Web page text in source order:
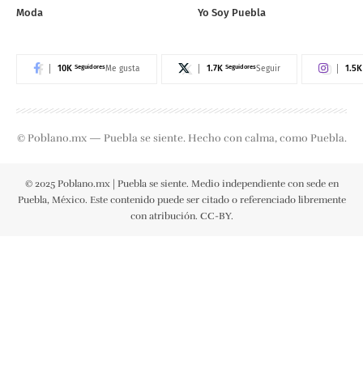
Moda
Yo Soy Puebla
10K SeguidoresMe gusta 1.7K SeguidoresSeguir 1.5K
© Poblano.mx — Puebla se siente. Hecho con calma, como Puebla.
© 2025 Poblano.mx | Puebla se siente. Medio independiente con sede en
Puebla, México. Este contenido puede ser citado o referenciado libremente
con atribución. CC-BY.